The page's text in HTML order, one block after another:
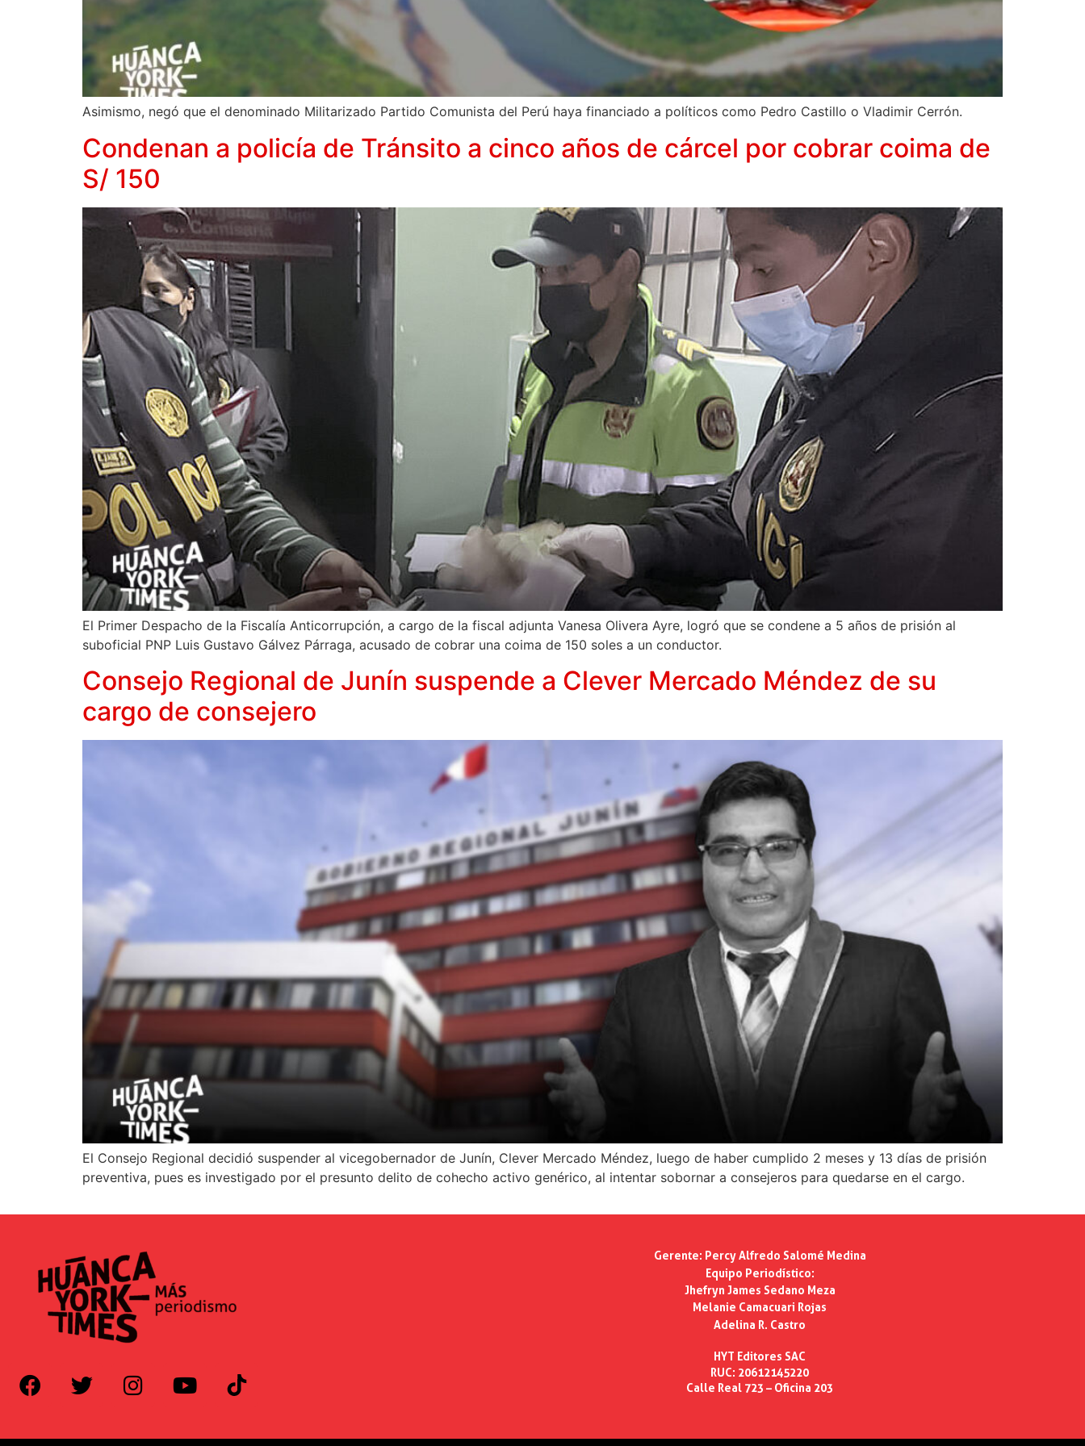
Asimismo, negó que el denominado Militarizado Partido Comunista del Perú haya financiado a políticos como Pedro Castillo o Vladimir Cerrón.
Condenan a policía de Tránsito a cinco años de cárcel por cobrar coima de
S/ 150
El Primer Despacho de la Fiscalía Anticorrupción, a cargo de la fiscal adjunta Vanesa Olivera Ayre, logró que se condene a 5 años de prisión al
suboficial PNP Luis Gustavo Gálvez Párraga, acusado de cobrar una coima de 150 soles a un conductor.
Consejo Regional de Junín suspende a Clever Mercado Méndez de su
cargo de consejero
El Consejo Regional decidió suspender al vicegobernador de Junín, Clever Mercado Méndez, luego de haber cumplido 2 meses y 13 días de prisión
preventiva, pues es investigado por el presunto delito de cohecho activo genérico, al intentar sobornar a consejeros para quedarse en el cargo.
Gerente: Percy Alfredo Salomé Medina
Equipo Periodístico:
Jhefryn James Sedano Meza
Melanie Camacuari Rojas
Adelina R. Castro
HYT Editores SAC
RUC: 20612145220
Calle Real 723 – Oficina 203